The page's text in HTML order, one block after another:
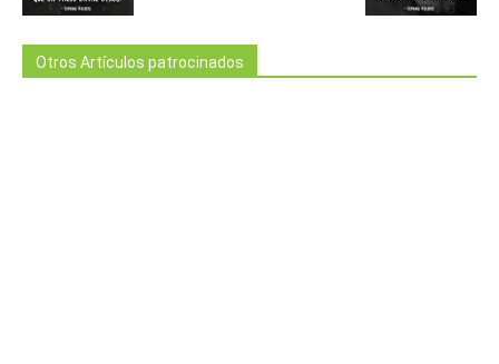
Otros Artículos patrocinados